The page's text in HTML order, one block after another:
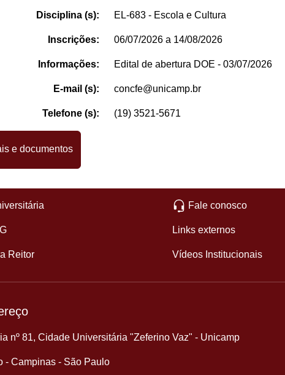
Disciplina (s): EL-683 - Escola e Cultura
Inscrições: 06/07/2026 a 14/08/2026
Informações: Edital de abertura DOE - 03/07/2026
E-mail (s): concfe@unicamp.br
Telefone (s): (19) 3521-5671
e documentos
Reitor
Fale conosco
Links externos
Vídeos Institucionais
nº 81, Cidade Universitária "Zeferino Vaz" - Unicamp
- Campinas - São Paulo